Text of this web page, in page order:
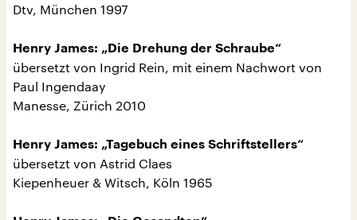
Dtv, München 1997
Henry James: „Die Drehung der Schraube“
übersetzt von Ingrid Rein, mit einem Nachwort von
Paul Ingendaay
Manesse, Zürich 2010
Henry James: „Tagebuch eines Schriftstellers“
übersetzt von Astrid Claes
Kiepenheuer & Witsch, Köln 1965